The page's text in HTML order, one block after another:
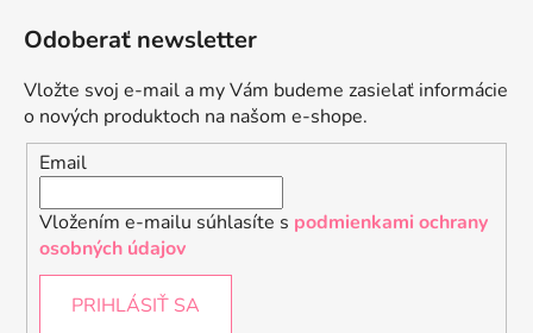
Odoberať newsletter
Vložte svoj e-mail a my Vám budeme zasielať informácie
o nových produktoch na našom e-shope.
Email
Vložením e-mailu súhlasíte s podmienkami ochrany
osobných údajov
PRIHLÁSIŤ SA